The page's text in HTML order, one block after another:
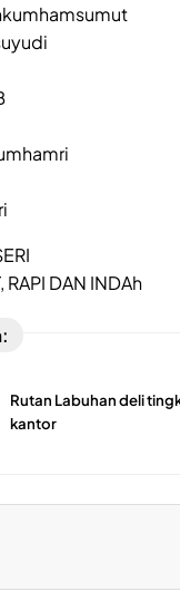
RAPI DAN INDAh
Rutan Labuhan deli
kantor